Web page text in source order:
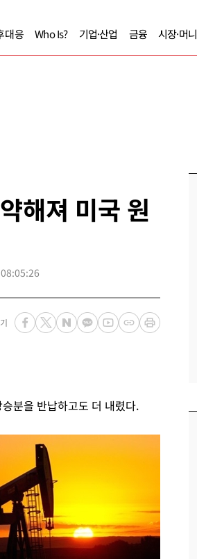
대응 Who Is? 기업·산업 금융 시장·머니
해져 미국 원
분을 반납하고도 더 내렸다.